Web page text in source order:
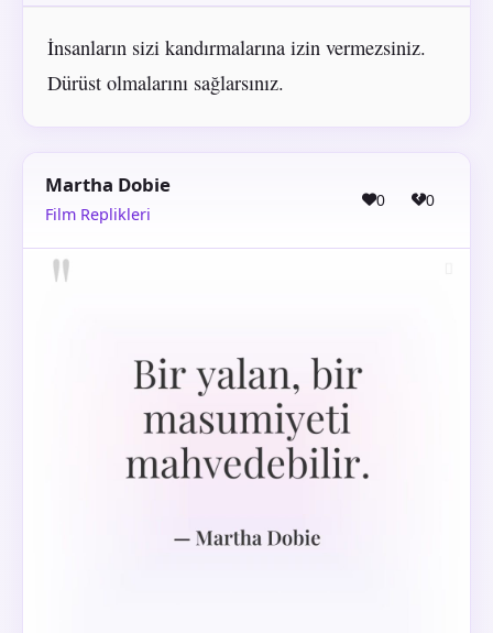
İnsanların sizi kandırmalarına izin vermezsiniz.
Dürüst olmalarını sağlarsınız.
Martha Dobie
Film Replikleri
0 0